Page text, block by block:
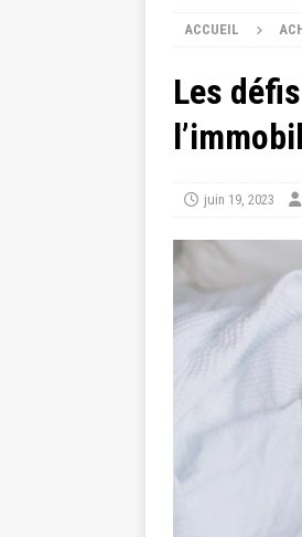
ACCUEIL
Les
juin 19, 2023